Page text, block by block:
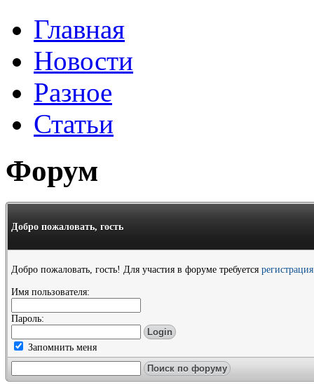
Главная
Новости
Разное
Статьи
Форум
Добро пожаловать, гость
Добро пожаловать, гость! Для участия в форуме требуется
Имя пользователя:
Пароль:
Запомнить меня